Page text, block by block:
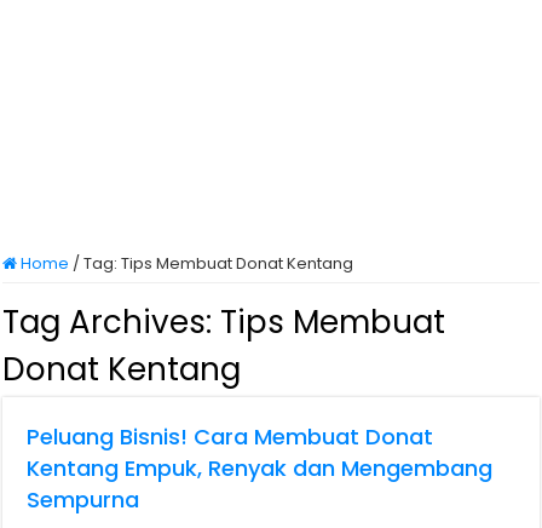
Home /Tag:Tips Membuat Donat Kentang
Tag Archives: Tips Membuat
Donat Kentang
Peluang Bisnis! Cara Membuat Donat
Kentang Empuk, Renyak dan Mengembang
Sempurna